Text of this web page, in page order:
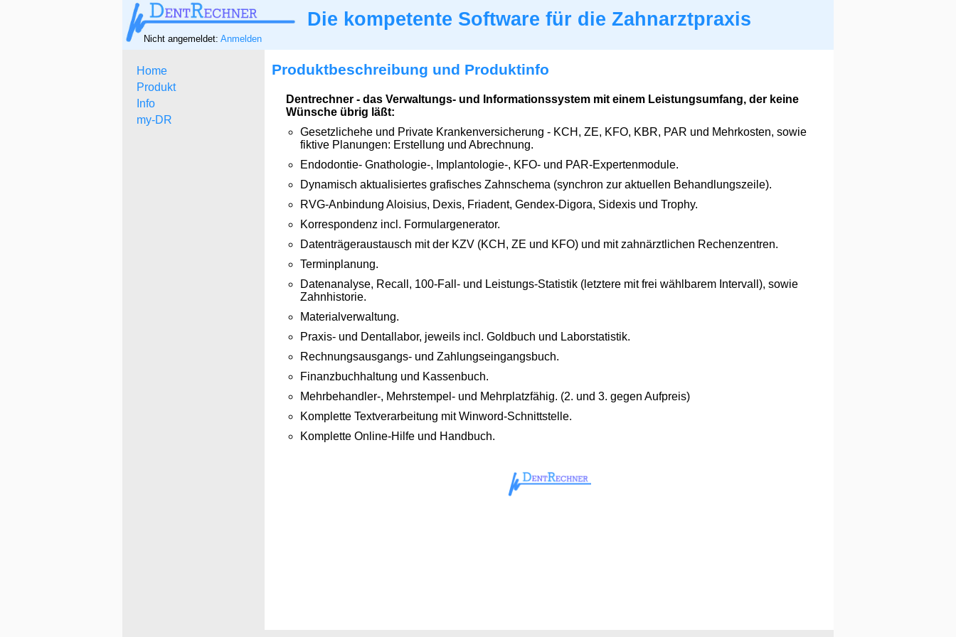
Die kompetente Software für die Zahnarztpraxis
Nicht angemeldet: Anmelden
Home
Produkt
Info
my-DR
Produktbeschreibung und Produktinfo
Dentrechner - das Verwaltungs- und Informationssystem mit einem Leistungsumfang, der keine
Wünsche übrig läßt:
Gesetzlichehe und Private Krankenversicherung - KCH, ZE, KFO, KBR, PAR und Mehrkosten, sowie
fiktive Planungen: Erstellung und Abrechnung.
Endodontie- Gnathologie-, Implantologie-, KFO- und PAR-Expertenmodule.
Dynamisch aktualisiertes grafisches Zahnschema (synchron zur aktuellen Behandlungszeile).
RVG-Anbindung Aloisius, Dexis, Friadent, Gendex-Digora, Sidexis und Trophy.
Korrespondenz incl. Formulargenerator.
Datenträgeraustausch mit der KZV (KCH, ZE und KFO) und mit zahnärztlichen Rechenzentren.
Terminplanung.
Datenanalyse, Recall, 100-Fall- und Leistungs-Statistik (letztere mit frei wählbarem Intervall), sowie
Zahnhistorie.
Materialverwaltung.
Praxis- und Dentallabor, jeweils incl. Goldbuch und Laborstatistik.
Rechnungsausgangs- und Zahlungseingangsbuch.
Finanzbuchhaltung und Kassenbuch.
Mehrbehandler-, Mehrstempel- und Mehrplatzfähig. (2. und 3. gegen Aufpreis)
Komplette Textverarbeitung mit Winword-Schnittstelle.
Komplette Online-Hilfe und Handbuch.